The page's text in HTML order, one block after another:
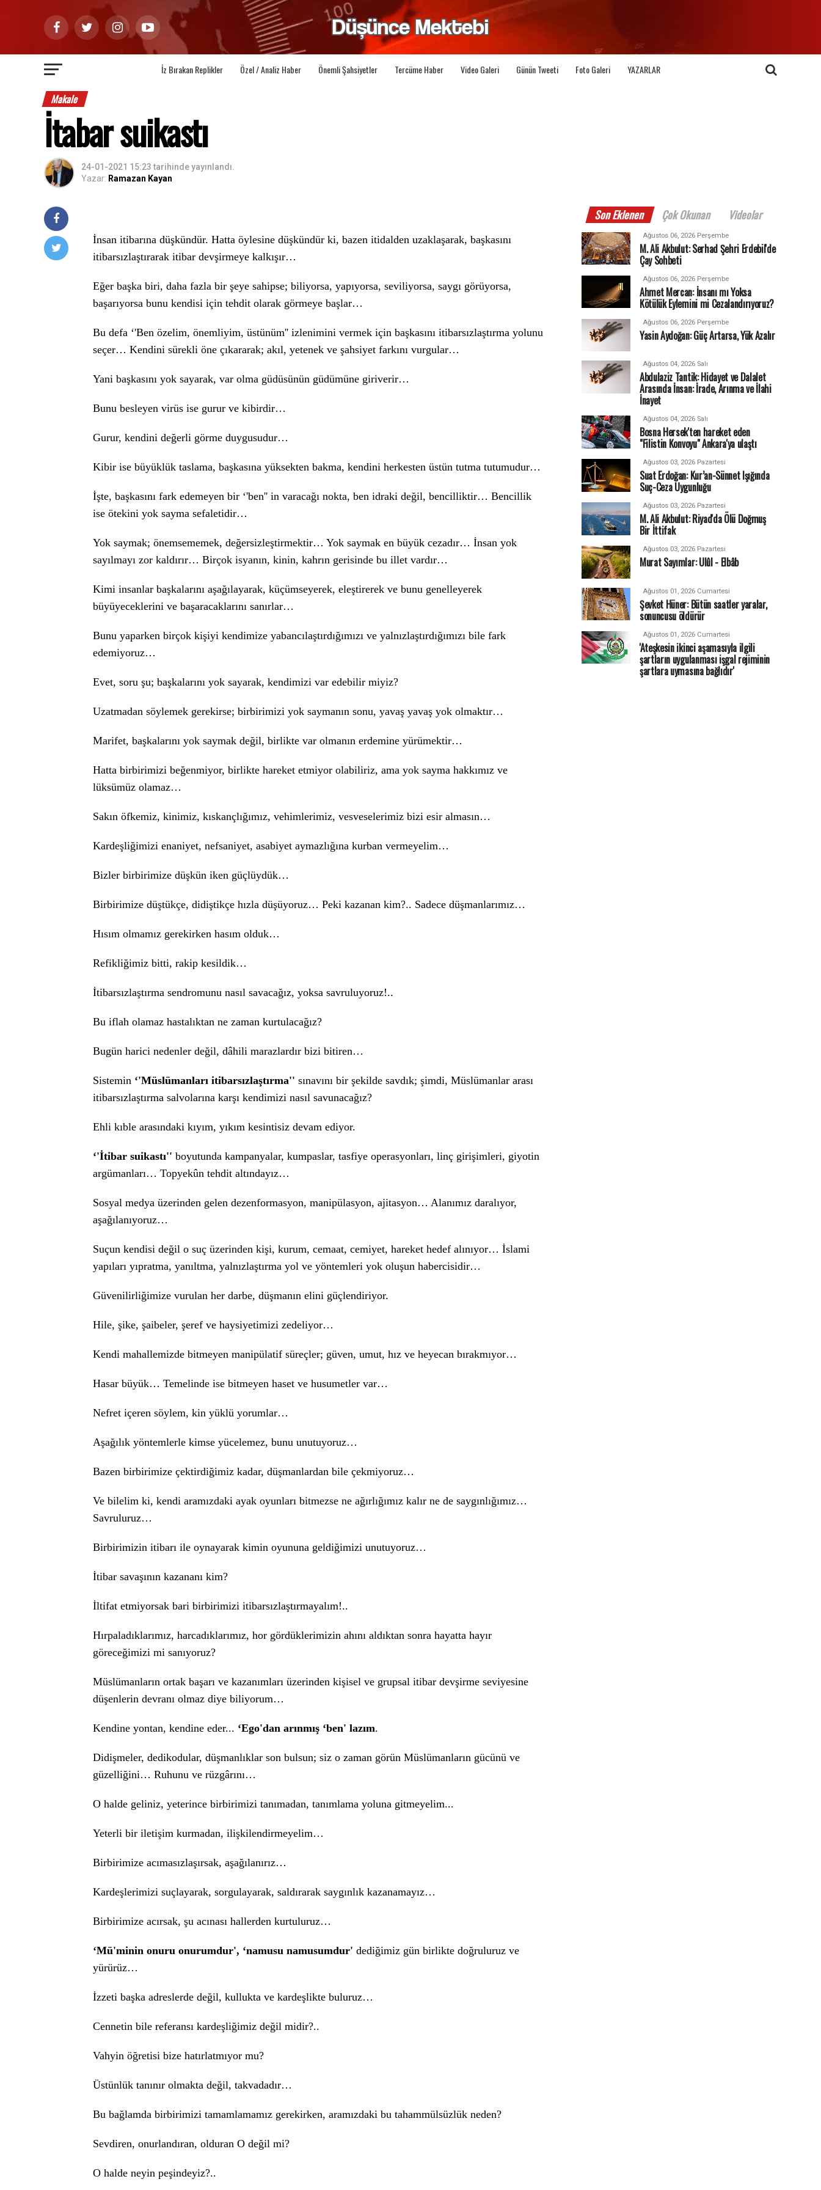
İz Bırakan Replikler Özel / Analiz Haber Önemli Şahsiyetler Tercüme Haber Video Galeri Günün Tweeti Foto Galeri YAZARLAR
Makale
İtabar suikastı
24-01-2021 15:23 tarihinde yayınlandı.
Yazar: Ramazan Kayan
İnsan itibarına düşkündür. Hatta öylesine düşkündür ki, bazen itidalden uzaklaşarak, başkasını
itibarsızlaştırarak itibar devşirmeye kalkışır…
Eğer başka biri, daha fazla bir şeye sahipse; biliyorsa, yapıyorsa, seviliyorsa, saygı görüyorsa,
başarıyorsa bunu kendisi için tehdit olarak görmeye başlar…
Bu defa ‘'Ben özelim, önemliyim, üstünüm'' izlenimini vermek için başkasını itibarsızlaştırma yolunu
seçer… Kendini sürekli öne çıkararak; akıl, yetenek ve şahsiyet farkını vurgular…
Yani başkasını yok sayarak, var olma güdüsünün güdümüne giriverir…
Bunu besleyen virüs ise gurur ve kibirdir…
Gurur, kendini değerli görme duygusudur…
Kibir ise büyüklük taslama, başkasına yüksekten bakma, kendini herkesten üstün tutma tutumudur…
İşte, başkasını fark edemeyen bir ‘'ben'' in varacağı nokta, ben idraki değil, bencilliktir… Bencillik
ise ötekini yok sayma sefaletidir…
Yok saymak; önemsememek, değersizleştirmektir… Yok saymak en büyük cezadır… İnsan yok
sayılmayı zor kaldırır… Birçok isyanın, kinin, kahrın gerisinde bu illet vardır…
Kimi insanlar başkalarını aşağılayarak, küçümseyerek, eleştirerek ve bunu genelleyerek
büyüyeceklerini ve başaracaklarını sanırlar…
Bunu yaparken birçok kişiyi kendimize yabancılaştırdığımızı ve yalnızlaştırdığımızı bile fark
edemiyoruz…
Evet, soru şu; başkalarını yok sayarak, kendimizi var edebilir miyiz?
Uzatmadan söylemek gerekirse; birbirimizi yok saymanın sonu, yavaş yavaş yok olmaktır…
Marifet, başkalarını yok saymak değil, birlikte var olmanın erdemine yürümektir…
Hatta birbirimizi beğenmiyor, birlikte hareket etmiyor olabiliriz, ama yok sayma hakkımız ve
lüksümüz olamaz…
Sakın öfkemiz, kinimiz, kıskançlığımız, vehimlerimiz, vesveselerimiz bizi esir almasın…
Kardeşliğimizi enaniyet, nefsaniyet, asabiyet aymazlığına kurban vermeyelim…
Bizler birbirimize düşkün iken güçlüydük…
Birbirimize düştükçe, didiştikçe hızla düşüyoruz… Peki kazanan kim?.. Sadece düşmanlarımız…
Hısım olmamız gerekirken hasım olduk…
Refikliğimiz bitti, rakip kesildik…
İtibarsızlaştırma sendromunu nasıl savacağız, yoksa savruluyoruz!..
Bu iflah olamaz hastalıktan ne zaman kurtulacağız?
Bugün harici nedenler değil, dâhili marazlardır bizi bitiren…
Sistemin ‘'Müslümanları itibarsızlaştırma'' sınavını bir şekilde savdık; şimdi, Müslümanlar arası
itibarsızlaştırma salvolarına karşı kendimizi nasıl savunacağız?
Ehli kıble arasındaki kıyım, yıkım kesintisiz devam ediyor.
‘'İtibar suikastı'' boyutunda kampanyalar, kumpaslar, tasfiye operasyonları, linç girişimleri, giyotin
argümanları… Topyekûn tehdit altındayız…
Sosyal medya üzerinden gelen dezenformasyon, manipülasyon, ajitasyon… Alanımız daralıyor,
aşağılanıyoruz…
Suçun kendisi değil o suç üzerinden kişi, kurum, cemaat, cemiyet, hareket hedef alınıyor… İslami
yapıları yıpratma, yanıltma, yalnızlaştırma yol ve yöntemleri yok oluşun habercisidir…
Güvenilirliğimize vurulan her darbe, düşmanın elini güçlendiriyor.
Hile, şike, şaibeler, şeref ve haysiyetimizi zedeliyor…
Kendi mahallemizde bitmeyen manipülatif süreçler; güven, umut, hız ve heyecan bırakmıyor…
Hasar büyük… Temelinde ise bitmeyen haset ve husumetler var…
Nefret içeren söylem, kin yüklü yorumlar…
Aşağılık yöntemlerle kimse yücelemez, bunu unutuyoruz…
Bazen birbirimize çektirdiğimiz kadar, düşmanlardan bile çekmiyoruz…
Ve bilelim ki, kendi aramızdaki ayak oyunları bitmezse ne ağırlığımız kalır ne de saygınlığımız…
Savruluruz…
Birbirimizin itibarı ile oynayarak kimin oyununa geldiğimizi unutuyoruz…
İtibar savaşının kazananı kim?
İltifat etmiyorsak bari birbirimizi itibarsızlaştırmayalım!..
Hırpaladıklarımız, harcadıklarımız, hor gördüklerimizin ahını aldıktan sonra hayatta hayır
göreceğimizi mi sanıyoruz?
Müslümanların ortak başarı ve kazanımları üzerinden kişisel ve grupsal itibar devşirme seviyesine
düşenlerin devranı olmaz diye biliyorum…
Kendine yontan, kendine eder... ‘Ego'dan arınmış ‘ben' lazım.
Didişmeler, dedikodular, düşmanlıklar son bulsun; siz o zaman görün Müslümanların gücünü ve
güzelliğini… Ruhunu ve rüzgârını…
O halde geliniz, yeterince birbirimizi tanımadan, tanımlama yoluna gitmeyelim...
Yeterli bir iletişim kurmadan, ilişkilendirmeyelim…
Birbirimize acımasızlaşırsak, aşağılanırız…
Kardeşlerimizi suçlayarak, sorgulayarak, saldırarak saygınlık kazanamayız…
Birbirimize acırsak, şu acınası hallerden kurtuluruz…
‘Mü'minin onuru onurumdur', ‘namusu namusumdur' dediğimiz gün birlikte doğruluruz ve
yürürüz…
İzzeti başka adreslerde değil, kullukta ve kardeşlikte buluruz…
Cennetin bile referansı kardeşliğimiz değil midir?..
Vahyin öğretisi bize hatırlatmıyor mu?
Üstünlük tanınır olmakta değil, takvadadır…
Bu bağlamda birbirimizi tamamlamamız gerekirken, aramızdaki bu tahammülsüzlük neden?
Sevdiren, onurlandıran, olduran O değil mi?
O halde neyin peşindeyiz?..
Son Eklenen Çok Okunan Videolar
Ağustos 06, 2026 Perşembe
M. Ali Akbulut: Serhad Şehri Erdebil'de
Çay Sohbeti
Ağustos 06, 2026 Perşembe
Ahmet Mercan: İnsanı mı Yoksa
Kötülük Eylemini mi Cezalandırıyoruz?
Ağustos 06, 2026 Perşembe
Yasin Aydoğan: Güç Artarsa, Yük Azalır
Ağustos 04, 2026 Salı
Abdulaziz Tantik: Hidayet ve Dalalet
Arasında İnsan: İrade, Arınma ve İlahi
İnayet
Ağustos 04, 2026 Salı
Bosna Hersek'ten hareket eden
"Filistin Konvoyu" Ankara'ya ulaştı
Ağustos 03, 2026 Pazartesi
Suat Erdoğan: Kur’an-Sünnet Işığında
Suç-Ceza Uygunluğu
Ağustos 03, 2026 Pazartesi
M. Ali Akbulut: Riyad'da Ölü Doğmuş
Bir İttifak
Ağustos 03, 2026 Pazartesi
Murat Sayımlar: Ulûl - Elbâb
Ağustos 01, 2026 Cumartesi
Şevket Hüner: Bütün saatler yaralar,
sonuncusu öldürür
Ağustos 01, 2026 Cumartesi
'Ateşkesin ikinci aşamasıyla ilgili
şartların uygulanması işgal rejiminin
şartlara uymasına bağlıdır'